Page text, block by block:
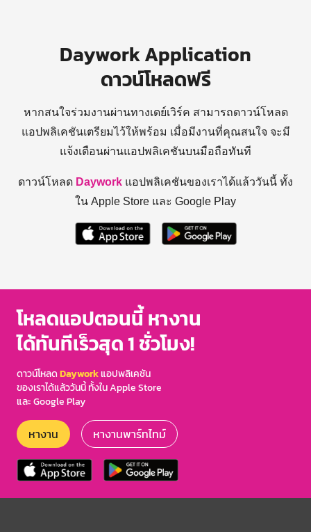
Daywork Application
ดาวน์โหลดฟรี
หากสนใจร่วมงานผ่านทางเดย์เวิร์ค สามารถดาวน์โหลด
แอปพลิเคชันเตรียมไว้ให้พร้อม เมื่อมีงานที่คุณสนใจ จะมี
แจ้งเตือนผ่านแอปพลิเคชันบนมือถือทันที
ดาวน์โหลด Daywork แอปพลิเคชันของเราได้แล้ววันนี้ ทั้ง
ใน Apple Store และ Google Play
โหลดแอปตอนนี้ หางาน
ได้ทันทีเร็วสุด 1 ชั่วโมง!
ดาวน์โหลดDayworkแอปพลิเคชัน
ของเราได้แล้ววันนี้ ทั้งใน Apple Store
และ Google Play
หางาน หางานพาร์ทไทม์